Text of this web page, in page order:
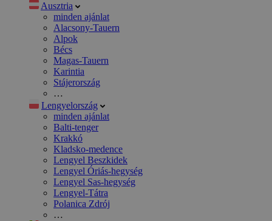
Ausztria
minden ajánlat
Alacsony-Tauern
Alpok
Bécs
Magas-Tauern
Karintia
Stájerország
…
Lengyelország
minden ajánlat
Balti-tenger
Krakkó
Kladsko-medence
Lengyel Beszkidek
Lengyel Óriás-hegység
Lengyel Sas-hegység
Lengyel-Tátra
Polanica Zdrój
…